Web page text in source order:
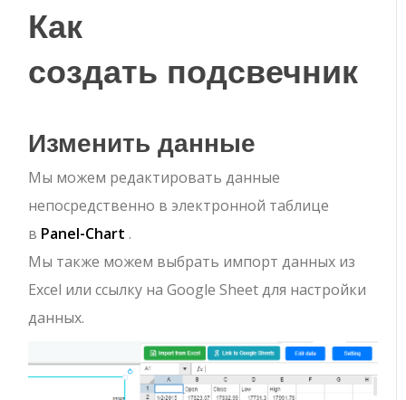
Как
создать подсвечник
Изменить данные
Мы можем редактировать данные
непосредственно в электронной таблице
в Panel-Chart .
Мы также можем выбрать импорт данных из
Excel или ссылку на Google Sheet для настройки
данных.